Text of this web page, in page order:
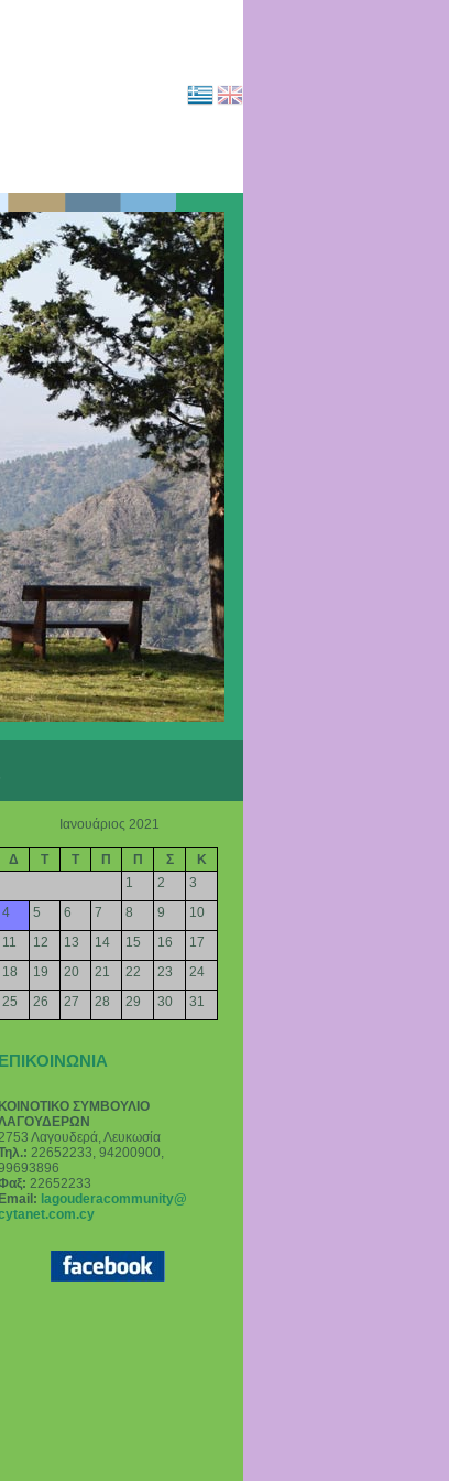
Ιανουάριος 2021
Δ Τ Τ Π Π Σ
Κ
1
2
3
4
5 6 7 8 9
10
11
12 13 14 15 16
17
18
19 20 21 22 23
24
25
26 27 28 29 30 31
ΕΠΙΚΟΙΝΩΝΙΑ
ΚΟΙΝΟΤΙΚΟ ΣΥΜΒΟΥΛΙΟ
Λαγουδερά, Λευκωσία
22652233, 94200900,
22652233
Email : lagouderacommunity@